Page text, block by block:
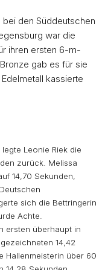
bei den Süddeutschen
war die
ihren ersten 6-m-
gab es für sie
kassierte
Leonie Riek die
zurück. Melissa
14,70 Sekunden,
sich die Bettringerin
Achte.
ersten überhaupt in
14,42
Hallenmeisterin über 60